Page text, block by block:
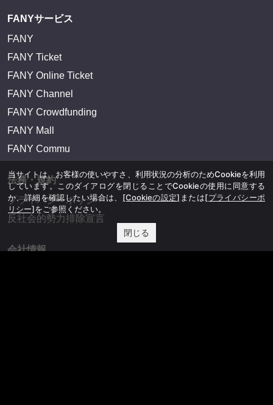
FANYサービス
FANY
FANY Ticket
FANY Online Ticket
FANY Channel
FANY Crowdfunding
FANY Mall
FANY Commu
法務・規約
プライバシーポリシー
反社会的勢力排除宣言
会社情報
当サイトは、お客様の使いやすさ、利用状況の分析のためCookieを利用
しています。このダイアログを閉じることでCookieの使用に同意する
か、詳細を確認したい場合は、 [Cookieの設定] または[プライバシーポ
リシー]をご参照ください。
閉じる